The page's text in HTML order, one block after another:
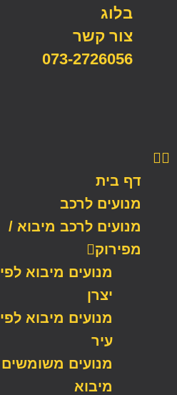
בלוג
צור קשר
073-2726056
דף בית
מנועים לרכב
מנועים לרכב מיבוא /
מפירוק
מנועים מיבוא לפי
יצרן
מנועים מיבוא לפי
עיר
מנועים משומשים
מיבוא